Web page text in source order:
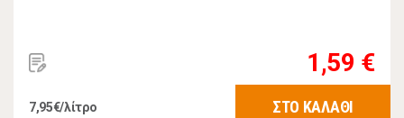
1,59 €
7,95€/λίτρο ΣΤΟ ΚΑΛΑΘΙ